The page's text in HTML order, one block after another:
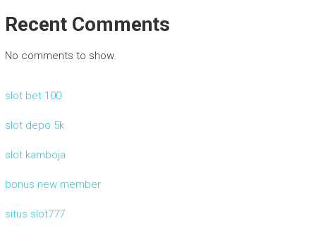
Recent Comments
No comments to show.
slot bet 100
slot depo 5k
slot kamboja
bonus new member
situs slot777